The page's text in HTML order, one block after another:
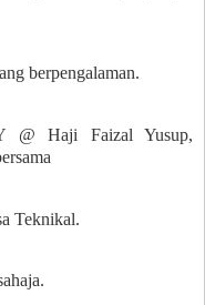
berpengalaman.
@ Haji Faizal Yusup,
Teknikal.